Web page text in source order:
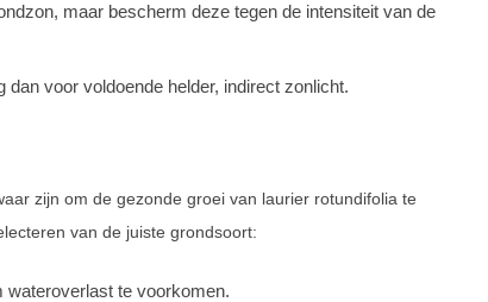
maar bescherm deze tegen de intensiteit van de
voor voldoende helder, indirect zonlicht.
zijn om de gezonde groei van laurier rotundifolia te
van de juiste grondsoort:
wateroverlast te voorkomen.